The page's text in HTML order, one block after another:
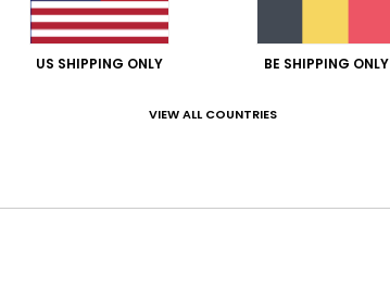
gebaseerd op
4.7
4.8
US SHIPPING ONLY BE SHIPPING ONLY
VIEW ALL COUNTRIES